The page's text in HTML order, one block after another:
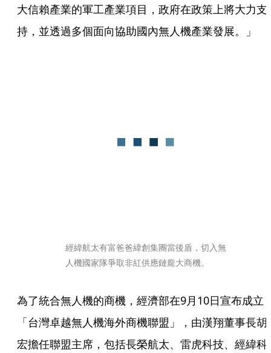
大信賴產業的軍工產業項目，政府在政策上將大力支
持，並透過多個面向協助國內無人機產業發展。」
經緯航太有富爸爸緯創集團當後盾，切入無
人機國家隊爭取非紅供應鏈龐大商機。
為了統合無人機的商機，經濟部在9月10日宣布成立
「台灣卓越無人機海外商機聯盟」，由漢翔董事長胡
宏擔任聯盟主席，包括長榮航太、雷虎科技、經緯科